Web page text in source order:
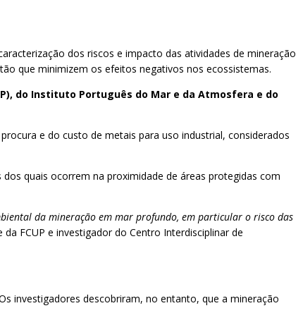
dos riscos e impacto das atividades de mineração
que minimizem os efeitos negativos nos ecossistemas.
do Instituto Português do Mar e da Atmosfera e do
e do custo de metais para uso industrial, considerados
quais ocorrem na proximidade de áreas protegidas com
da mineração em mar profundo, em particular o risco das
da FCUP e investigador do Centro Interdisciplinar de
investigadores descobriram, no entanto, que a mineração